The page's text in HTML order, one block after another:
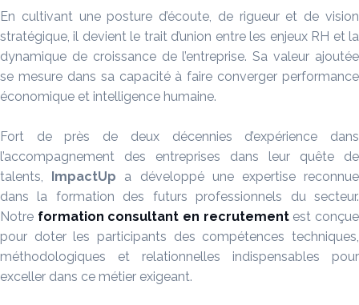
En cultivant une posture d’écoute, de rigueur et de vision
stratégique, il devient le trait d’union entre les enjeux RH et la
dynamique de croissance de l’entreprise. Sa valeur ajoutée
se mesure dans sa capacité à faire converger performance
économique et intelligence humaine.
Fort de près de deux décennies d’expérience dans
l’accompagnement des entreprises dans leur quête de
talents,
ImpactUp a développé une expertise reconnue
dans la formation des futurs professionnels du secteur.
Notre formation consultant en recrutementest conçue
pour doter les participants des compétences techniques,
méthodologiques et relationnelles indispensables pour
exceller dans ce métier exigeant.